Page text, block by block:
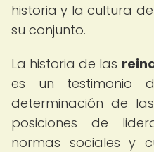
historia y la cultura
su conjunto.
La historia de las
es un testimonio
determinación de
posiciones de
normas sociales y